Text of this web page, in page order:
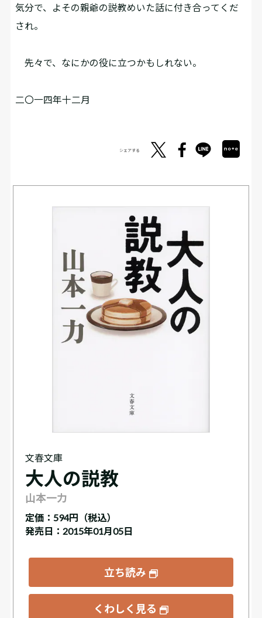
気分で、よその親爺の説教めいた話に付き合ってくだ
され。
先々で、なにかの役に立つかもしれない。
二〇一四年十二月
シェアする
文春文庫
大人の説教
山本一力
定価： 594円（税込）
発売日：2015年01月05日
立ち読み
くわしく見る